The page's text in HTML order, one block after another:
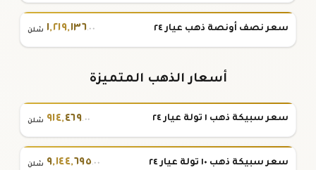
سعر نصف أونصة ذهب عيار ٢٤ ١,٢١٩,١٣٦.٠٠ شلن
أسعار الذهب المتميزة
سعر سبيكة ذهب ١ تولة عيار ٢٤ ٩١٤,٤٦٩.٠٠ شلن
سعر سبيكة ذهب ١٠ تولة عيار ٢٤ ٩,١٤٤,٦٩٥.٠٠ شلن